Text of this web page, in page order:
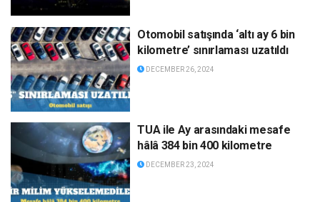
Otomobil satışında ‘altı ay 6 bin
kilometre’ sınırlaması uzatıldı
DECEMBER 26, 2024
TUA ile Ay arasındaki mesafe
hâlâ 384 bin 400 kilometre
DECEMBER 23, 2024